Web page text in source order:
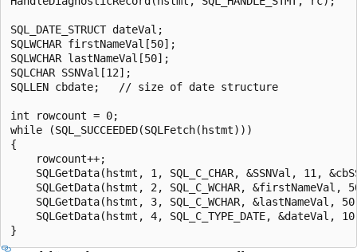
SQL_DATE_STRUCT dateVal;
SQLWCHAR firstNameVal[50];
SQLWCHAR lastNameVal[50];
SQLCHAR SSNVal[12];
SQLLEN cbdate;   // size of date structure
int rowcount = 0;
while (SQL_SUCCEEDED(SQLFetch(hstmt)))
{
    rowcount++;
SQLGetData(hstmt, 1, SQL_C_CHAR, &SSNVal, 11,
SQLGetData(hstmt, 2, SQL_C_WCHAR, &firstNameVal,
SQLGetData(hstmt, 3, SQL_C_WCHAR, &lastNameVal,
SQLGetData(hstmt, 4, SQL_C_TYPE_DATE,